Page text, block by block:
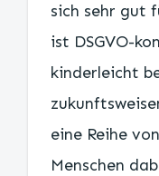
sich sehr gut
ist DSGVO-
kinderleicht
eine Reihe
Menschen